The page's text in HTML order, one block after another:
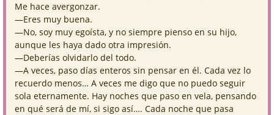
Me hace avergonzar.
—Eres muy buena.
—No, soy muy egoísta, y no siempre pienso en su hijo,
aunque les haya dado otra impresión.
—Deberías olvidarlo del todo.
—A veces, paso días enteros sin pensar en él. Cada vez lo
recuerdo menos… A veces me digo que no puedo seguir
sola eternamente. Hay noches que paso en vela, pensando
en qué será de mí, si sigo así…. Cada noche que pasa